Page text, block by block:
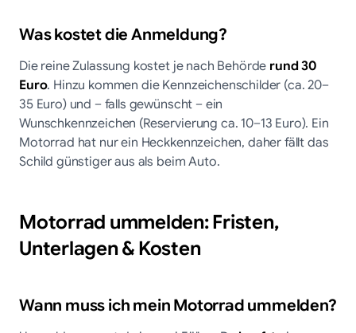
Was kostet die Anmeldung?
Die reine Zulassung kostet je nach Behörderund 30
Euro. Hinzu kommen die Kennzeichenschilder (ca. 20–
35 Euro) und – falls gewünscht – ein
Wunschkennzeichen (Reservierung ca. 10–13 Euro). Ein
Motorrad hat nur ein Heckkennzeichen, daher fällt das
Schild günstiger aus als beim Auto.
Motorrad ummelden: Fristen,
Unterlagen & Kosten
Wann muss ich mein Motorrad ummelden?